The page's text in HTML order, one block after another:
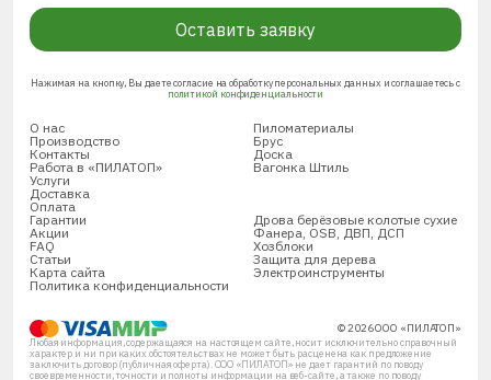
Оставить заявку
Нажимая на кнопку, Вы даете согласие на обработку персональных данных и соглашаетесь с
политикой конфиденциальности
О нас
Производство
Контакты
Работа в «ПИЛАТОП»
Услуги
Доставка
Оплата
Гарантии
Акции
FAQ
Статьи
Карта сайта
Политика конфиденциальности
Пиломатериалы
Брус
Доска
Вагонка Штиль
Дрова берёзовые колотые сухие
Фанера, OSB, ДВП, ДСП
Хозблоки
Защита для дерева
Электроинструменты
© 2026 ООО «ПИЛАТОП»
Любая информация, содержащаяся на настоящем сайте, носит исключительно справочный
характер и ни при каких обстоятельствах не может быть расценена как предложение
заключить договор (публичная оферта). ООО «ПИЛАТОП» не дает гарантий по поводу
своевременности, точности и полноты информации на веб-сайте, а также по поводу